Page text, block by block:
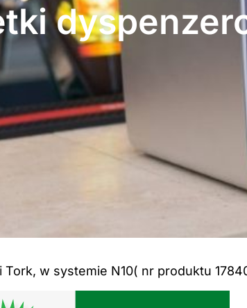
w systemie N10( nr produktu